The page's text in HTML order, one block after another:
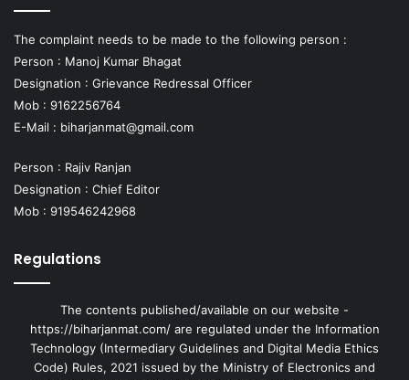
The complaint needs to be made to the following person :
Person : Manoj Kumar Bhagat
Designation : Grievance Redressal Officer
Mob : 9162256764
E-Mail : biharjanmat@gmail.com
Person : Rajiv Ranjan
Designation : Chief Editor
Mob : 919546242968
Regulations
The contents published/available on our website -
https://biharjanmat.com/ are regulated under the Information
Technology (Intermediary Guidelines and Digital Media Ethics
Code) Rules, 2021 issued by the Ministry of Electronics and